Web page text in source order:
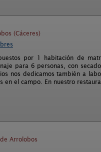
(Cáceres)
por 1 habitación de
para 6 personas, con
nos dedicamos también a
en el campo. En nuestro
de Arrolobos